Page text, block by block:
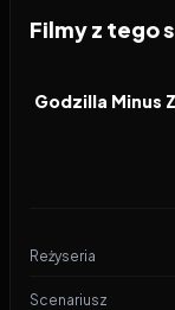
Filmy z tego
FILM
Godzilla Minus
Reżyseria
Scenariusz